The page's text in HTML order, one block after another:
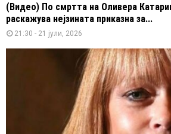
(Видео) По смртта на Оливера
раскажува нејзината приказна за...
21:30 - 21 јули, 2026